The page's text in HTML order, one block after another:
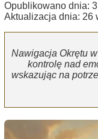
Opublikowano dnia:
Aktualizacja dnia: 26
Nawigacja Okrętu
kontrolę nad
wskazując na